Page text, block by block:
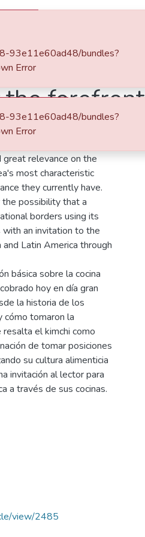
the forefront
relevance on the
most characteristic
they currently have.
the possibility that a
borders using its
an invitation to the
Latin America through
básica sobre la cocina
hoy en día gran
la historia de los
cómo tomaron la
el kimchi como
de tomar posiciones
su cultura alimenticia
invitación al lector para
a través de sus cocinas.
view/2485
93e11e60ad48/bundles?
Error
93e11e60ad48/bundles?
Error